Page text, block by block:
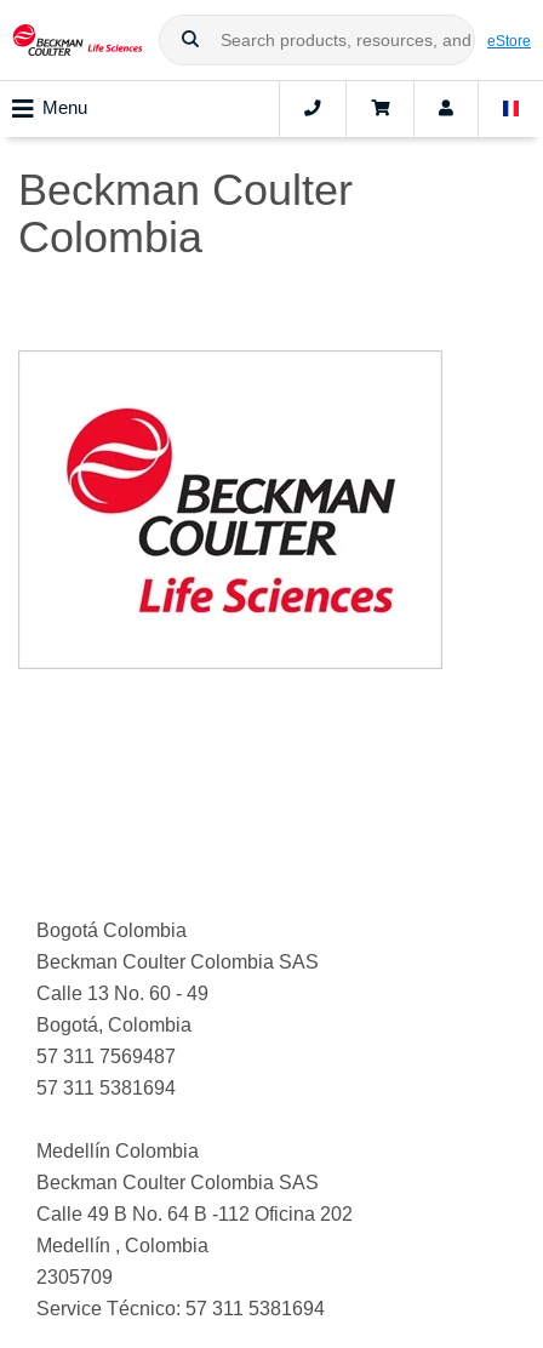
eStore
Menu
Beckman Coulter
Colombia
Bogotá Colombia
Beckman Coulter Colombia SAS
Calle 13 No. 60 - 49
Bogotá, Colombia
57 311 7569487
57 311 5381694
Medellín Colombia
Beckman Coulter Colombia SAS
Calle 49 B No. 64 B -112 Oficina 202
Medellín , Colombia
2305709
Service Técnico: 57 311 5381694